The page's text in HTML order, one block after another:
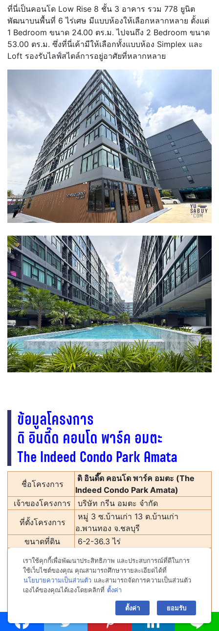
ที่นี่เป็นคอนโด Low Rise 8 ชั้น 3 อาคาร รวม 778 ยูนิต
พัฒนาบนพื้นที่ 6 ไร่เศษ มีแบบห้องให้เลือกหลากหลาย ตั้งแต่
1 Bedroom ขนาด 24.00 ตร.ม. ไปจนถึง 2 Bedroom ขนาด
53.00 ตร.ม. ซึ่งที่นี่เค้ามีให้เลือกทั้งแบบห้อง Simplex และ
Loft รองรับไลฟ์สไตล์การอยู่อาศัยที่หลากหลาย
ข้อมูลโครงการ
ดิ อินดี๊ด คอนโด พาร์ค อมตะ
The Indeed Condo Park Amata
ชื่อโครงการ
ดิ อินดี๊ด คอนโด พาร์ค อมตะ (The
Indeed Condo Park Amata)
เจ้าของโครงการ
บริษัท กรีน อมตะ จํากัด
ที่ตั้งโครงการ
หมู่ 3 ซ.บ้านเก่า 13 ต.บ้านเก่า
อ.พานทอง จ.ชลบุรี
ขนาดที่ดิน
6-2-36.3 ไร่
ประเภท
อาคารพักอาศัย 8 ชั้น จำนวน 3 อาคาร
จำนวนยูนิต
778 ยูนิต + 1 ร้านค้า
แบบบ้าน
แบบห้องมีทั้งหมด 6 แบบ ได้แก่
1 Bedroomขนาด 24.00 ตร.ม.
1 Bedroom Loft
ขนาด 24.00
ตร.ม.
เราใช้คุกกี้เพื่อพัฒนาประสิทธิภาพ และประสบการณ์ที่ดีในการ
ใช้เว็บไซต์ของคุณ คุณสามารถศึกษารายละเอียดได้ที่
นโยบายความเป็นส่วนตัว และสามารถจัดการความเป็นส่วนตัว
เองได้ของคุณได้เองโดยคลิกที่ ตั้งค่า
ตั้งค่า ยอมรับ